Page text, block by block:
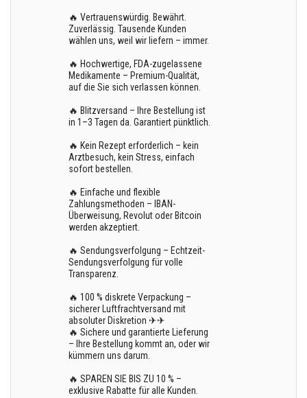
🔥 Vertrauenswürdig. Bewährt.
Zuverlässig. Tausende Kunden
wählen uns, weil wir liefern – immer.
🔥 Hochwertige, FDA-zugelassene
Medikamente – Premium-Qualität,
auf die Sie sich verlassen können.
🔥 Blitzversand – Ihre Bestellung ist
in 1–3 Tagen da. Garantiert pünktlich.
🔥 Kein Rezept erforderlich – kein
Arztbesuch, kein Stress, einfach
sofort bestellen.
🔥 Einfache und flexible
Zahlungsmethoden – IBAN-
Überweisung, Revolut oder Bitcoin
werden akzeptiert.
🔥 Sendungsverfolgung – Echtzeit-
Sendungsverfolgung für volle
Transparenz.
🔥 100 % diskrete Verpackung –
sicherer Luftfrachtversand mit
absoluter Diskretion ✈✈
🔥 Sichere und garantierte Lieferung
– Ihre Bestellung kommt an, oder wir
kümmern uns darum.
🔥 SPAREN SIE BIS ZU 10 % –
exklusive Rabatte für alle Kunden.